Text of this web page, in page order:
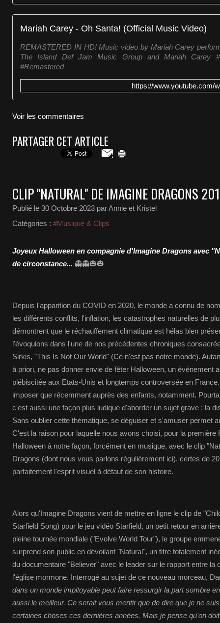
Mariah Carey - Oh Santa! (Official Music Video)
REMASTERED IN HD! Music video by Mariah Carey
The Island Def Jam Music Group and Mariah Carey
#Remastered
https://www.youtube.com/
Voir les commentaires
PARTAGER CET ARTICLE
CLIP "NATURAL" DE IMAGINE DRAGONS
Publié le 30 Octobre 2023 par Annie et Kristel
Catégories : #Musique & Clips
Joyeux Halloween en compagnie d'Imagine Dragons avec
de circonstance... 👻👻🎃🎃
Depuis l'apparition du COVID en 2020, le monde a connu de
les différents conflits, l'inflation, les catastrophes naturelles de
démontrent que le réchauffement climatique est hélas bien
l'évoquions dans l'une de nos précédentes chroniques
Sirkis, "This Is Not Our World" (Ce n'est pas notre monde).
à priori, ne pas donner envie de fêter Halloween, un événement
plébiscitée aux Etats-Unis et longtemps controversée en
imposer que récemment auprès des enfants, notamment.
c'est aussi une façon plus ludique d'aborder un sujet grave : la
Sans oublier cette thématique, se déguiser et s'amuser permet
C'est la raison pour laquelle nous avons choisi, pour la première
Halloween à notre façon, forcément en musique, avec le clip
Dragons (dont nous vous parlons régulièrement ici), certes de
parfaitement l'esprit visuel à défaut de son histoire.
Alors qu'Imagine Dragons vient de mettre en ligne le clip de
Starfield Song) pour le jeu vidéo Starfield, un petit retour en
pleine tournée mondiale ("Evolve World Tour"), le groupe
surprend son public en dévoilant "Natural", un titre totalement
du documentaire "Believer" avec le leader sur le rapport entre la
l'église mormone. Interrogé au sujet de ce nouveau morceau,
dans un monde impitoyable peut faire ressurgir la part sombre
aussi le meilleur. Ce serait vous mentir que de dire que je ne
certaines choses ces dernières années. Mais je pense qu'on